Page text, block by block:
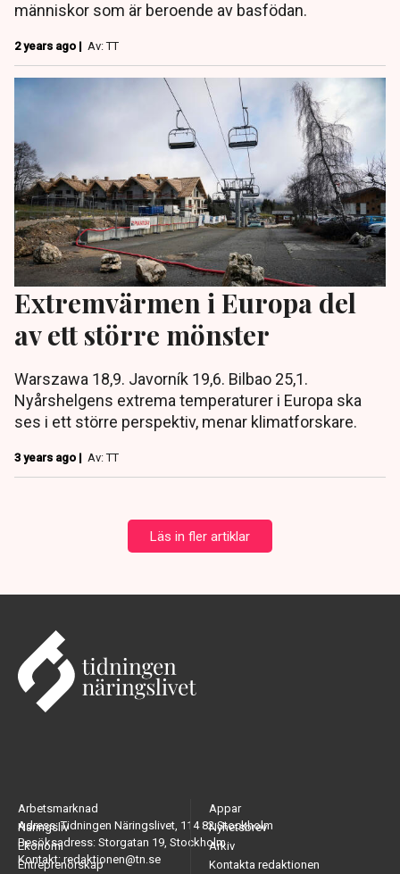
människor som är beroende av basfödan.
2 years ago | Av: TT
Extremvärmen i Europa del
av ett större mönster
Warszawa 18,9. Javorník 19,6. Bilbao 25,1.
Nyårshelgens extrema temperaturer i Europa ska
ses i ett större perspektiv, menar klimatforskare.
3 years ago | Av: TT
Läs in fler artiklar
Adress: Tidningen Näringslivet, 114 82 Stockholm
Besöksadress: Storgatan 19, Stockholm
Kontakt: redaktionen@tn.se
Arbetsmarknad
Näringsliv
Ekonomi
Entreprenörskap
Appar
Nyhetsbrev
Arkiv
Kontakta redaktionen